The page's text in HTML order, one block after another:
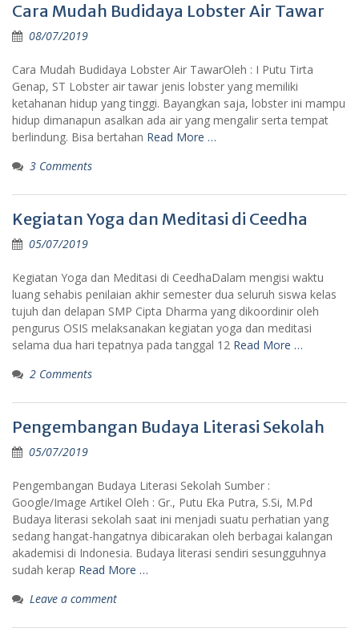
Cara Mudah Budidaya Lobster Air Tawar
08/07/2019
Cara Mudah Budidaya Lobster Air TawarOleh : I Putu Tirta
Genap, ST Lobster air tawar jenis lobster yang memiliki
ketahanan hidup yang tinggi. Bayangkan saja, lobster ini mampu
hidup dimanapun asalkan ada air yang mengalir serta tempat
berlindung. Bisa bertahan Read More …
3 Comments
Kegiatan Yoga dan Meditasi di Ceedha
05/07/2019
Kegiatan Yoga dan Meditasi di CeedhaDalam mengisi waktu
luang sehabis penilaian akhir semester dua seluruh siswa kelas
tujuh dan delapan SMP Cipta Dharma yang dikoordinir oleh
pengurus OSIS melaksanakan kegiatan yoga dan meditasi
selama dua hari tepatnya pada tanggal 12 Read More …
2 Comments
Pengembangan Budaya Literasi Sekolah
05/07/2019
Pengembangan Budaya Literasi Sekolah Sumber :
Google/Image Artikel Oleh : Gr., Putu Eka Putra, S.Si, M.Pd
Budaya literasi sekolah saat ini menjadi suatu perhatian yang
sedang hangat-hangatnya dibicarakan oleh berbagai kalangan
akademisi di Indonesia. Budaya literasi sendiri sesungguhnya
sudah kerap Read More …
Leave a comment